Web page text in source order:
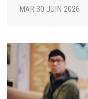
MAR 30 JUIN 2026